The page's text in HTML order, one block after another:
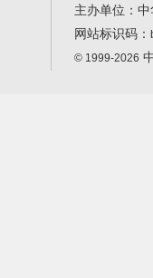
主办单位：
网站标识码：
© 1999-2026